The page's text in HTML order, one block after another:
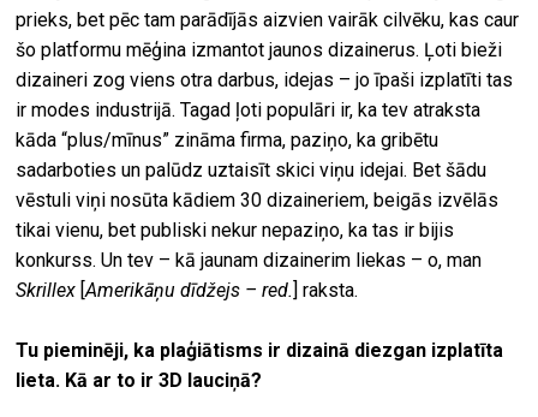
prieks, bet pēc tam parādījās aizvien vairāk cilvēku, kas caur
šo platformu mēģina izmantot jaunos dizainerus. Ļoti bieži
dizaineri zog viens otra darbus, idejas – jo īpaši izplatīti tas
ir modes industrijā. Tagad ļoti populāri ir, ka tev atraksta
kāda “plus/mīnus” zināma firma, paziņo, ka gribētu
sadarboties un palūdz uztaisīt skici viņu idejai. Bet šādu
vēstuli viņi nosūta kādiem 30 dizaineriem, beigās izvēlās
tikai vienu, bet publiski nekur nepaziņo, ka tas ir bijis
konkurss. Un tev – kā jaunam dizainerim liekas – o, man
Skrillex [Amerikāņu dīdžejs – red. ] raksta.
Tu pieminēji, ka plaģiātisms ir dizainā diezgan izplatīta
lieta. Kā ar to ir 3D lauciņā?